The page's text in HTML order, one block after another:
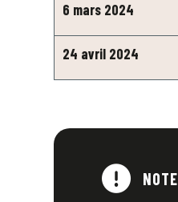
6 mars 2024
24 avril 2024
NOTE